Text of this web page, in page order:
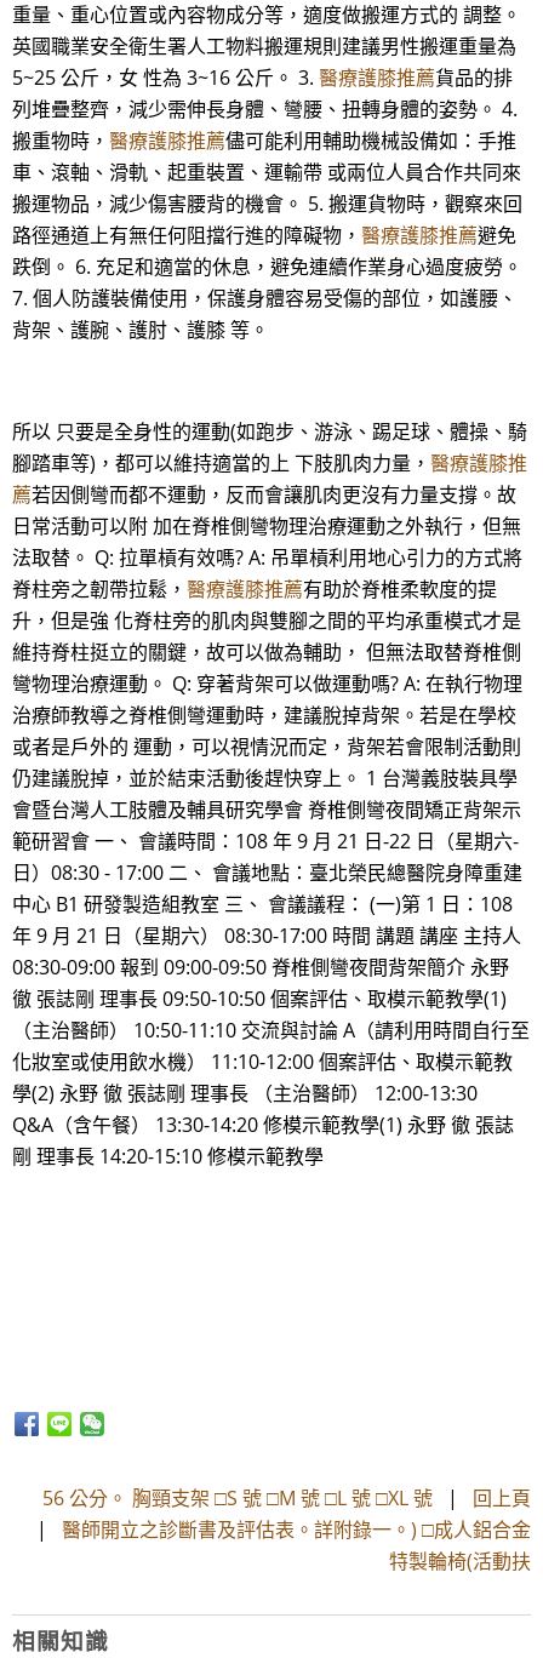
重量、重心位置或內容物成分等，適度做搬運方式的 調整。
英國職業安全衛生署人工物料搬運規則建議男性搬運重量為
5~25 公斤，女 性為 3~16 公斤。 3. 醫療護膝推薦貨品的排
列堆疊整齊，減少需伸長身體、彎腰、扭轉身體的姿勢。 4.
搬重物時， 醫療護膝推薦儘可能利用輔助機械設備如：手推
車、滾軸、滑軌、起重裝置、運輸帶 或兩位人員合作共同來
搬運物品，減少傷害腰背的機會。 5. 搬運貨物時，觀察來回
路徑通道上有無任何阻擋行進的障礙物， 醫療護膝推薦避免
跌倒。 6. 充足和適當的休息，避免連續作業身心過度疲勞。
7. 個人防護裝備使用，保護身體容易受傷的部位，如護腰、
背架、護腕、護肘、護膝 等。
所以 只要是全身性的運動(如跑步、游泳、踢足球、體操、騎
腳踏車等)，都可以維持適當的上 下肢肌肉力量， 醫療護膝推
薦若因側彎而都不運動，反而會讓肌肉更沒有力量支撐。故
日常活動可以附 加在脊椎側彎物理治療運動之外執行，但無
法取替。 Q: 拉單槓有效嗎? A: 吊單槓利用地心引力的方式將
脊柱旁之韌帶拉鬆， 醫療護膝推薦有助於脊椎柔軟度的提
升，但是強 化脊柱旁的肌肉與雙腳之間的平均承重模式才是
維持脊柱挺立的關鍵，故可以做為輔助， 但無法取替脊椎側
彎物理治療運動。 Q: 穿著背架可以做運動嗎? A: 在執行物理
治療師教導之脊椎側彎運動時，建議脫掉背架。若是在學校
或者是戶外的 運動，可以視情況而定，背架若會限制活動則
仍建議脫掉，並於結束活動後趕快穿上。 1 台灣義肢裝具學
會暨台灣人工肢體及輔具研究學會 脊椎側彎夜間矯正背架示
範研習會 一、 會議時間：108 年 9 月 21 日-22 日（星期六-
日）08:30 - 17:00 二、 會議地點：臺北榮民總醫院身障重建
中心 B1 研發製造組教室 三、 會議議程： (一)第 1 日：108
年 9 月 21 日（星期六） 08:30-17:00 時間 講題 講座 主持人
08:30-09:00 報到 09:00-09:50 脊椎側彎夜間背架簡介 永野
徹 張誌剛 理事長 09:50-10:50 個案評估、取模示範教學(1)
（主治醫師） 10:50-11:10 交流與討論 A（請利用時間自行至
化妝室或使用飲水機） 11:10-12:00 個案評估、取模示範教
學(2) 永野 徹 張誌剛 理事長 （主治醫師） 12:00-13:30
Q&A（含午餐） 13:30-14:20 修模示範教學(1) 永野 徹 張誌
剛 理事長 14:20-15:10 修模示範教學
56 公分。 胸頸支架 □S 號 □M 號 □L 號 □XL 號 | 回上頁
| 醫師開立之診斷書及評估表。詳附錄一。) □成人鋁合金
特製輪椅(活動扶
相關知識